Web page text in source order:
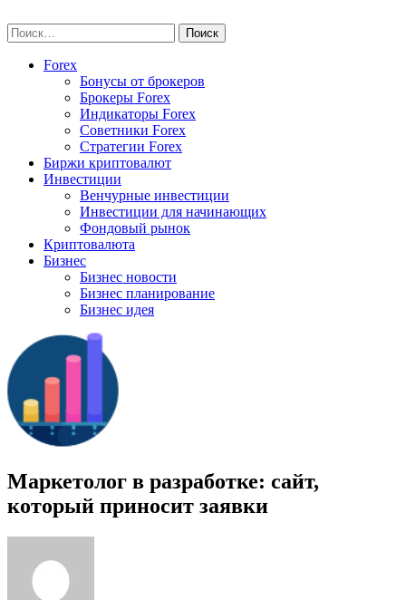
to
content
Найти:
Forex
Бонусы от брокеров
Брокеры Forex
Индикаторы Forex
Советники Forex
Стратегии Forex
Биржи криптовалют
Инвестиции
Венчурные инвестиции
Инвестиции для начинающих
Фондовый рынок
Криптовалюта
Бизнес
Бизнес новости
Бизнес планирование
Бизнес идея
Маркетолог в разработке: сайт,
который приносит заявки